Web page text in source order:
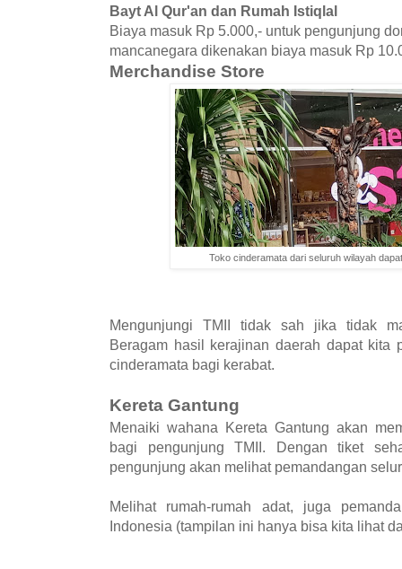
Bayt Al Qur'an dan Rumah Istiqlal
Biaya masuk Rp 5.000,- untuk pengunjung
mancanegara dikenakan biaya masuk Rp
Merchandise Store
Toko cinderamata dari seluruh wilayah
Mengunjungi TMII tidak sah jika tidak
Beragam hasil kerajinan daerah dapat
cinderamata bagi kerabat.
Kereta Gantung
Menaiki wahana Kereta Gantung akan
bagi pengunjung TMII. Dengan tiket
pengunjung akan melihat pemandangan
Melihat rumah-rumah adat, juga
Indonesia (tampilan ini hanya bisa kita lihat